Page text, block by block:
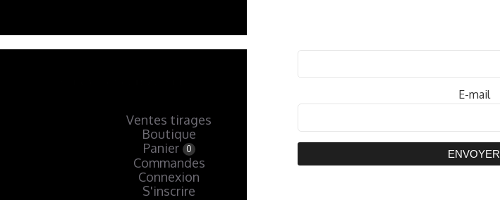
Ventes tirages
Boutique
Panier
0
Commandes
Connexion
S'inscrire
E-mail
ENVOYER